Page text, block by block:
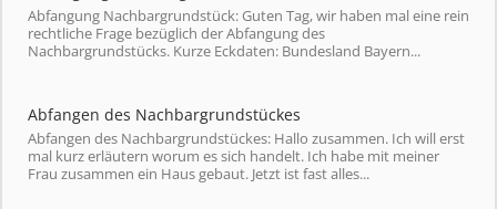
Abfangung Nachbargrundstück: Guten Tag, wir haben mal eine rein
rechtliche Frage bezüglich der Abfangung des
Nachbargrundstücks. Kurze Eckdaten: Bundesland Bayern...
Abfangen des Nachbargrundstückes
Abfangen des Nachbargrundstückes: Hallo zusammen. Ich will erst
mal kurz erläutern worum es sich handelt. Ich habe mit meiner
Frau zusammen ein Haus gebaut. Jetzt ist fast alles...